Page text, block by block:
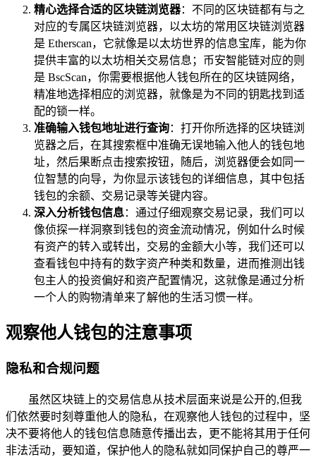
精心选择合适的区块链浏览器：不同的区块链都有与之
对应的专属区块链浏览器，以太坊的常用区块链浏览器
是 Etherscan，它就像是以太坊世界的信息宝库，能为你
提供丰富的以太坊相关交易信息；币安智能链对应的则
是 BscScan，你需要根据他人钱包所在的区块链网络，
精准地选择相应的浏览器，就像是为不同的钥匙找到适
配的锁一样。
准确输入钱包地址进行查询：打开你所选择的区块链浏
览器之后，在其搜索框中准确无误地输入他人的钱包地
址，然后果断点击搜索按钮，随后，浏览器便会如同一
位智慧的向导，为你显示该钱包的详细信息，其中包括
钱包的余额、交易记录等关键内容。
深入分析钱包信息：通过仔细观察交易记录，我们可以
像侦探一样洞察到钱包的资金流动情况，例如什么时候
有资产的转入或转出，交易的金额大小等，我们还可以
查看钱包中持有的数字资产种类和数量，进而推测出钱
包主人的投资偏好和资产配置情况，这就像是通过分析
一个人的购物清单来了解他的生活习惯一样。
观察他人钱包的注意事项
隐私和合规问题
虽然区块链上的交易信息从技术层面来说是公开的,但我
们依然要时刻尊重他人的隐私，在观察他人钱包的过程中，坚
决不要将他人的钱包信息随意传播出去，更不能将其用于任何
非法活动，要知道，保护他人的隐私就如同保护自己的尊严一